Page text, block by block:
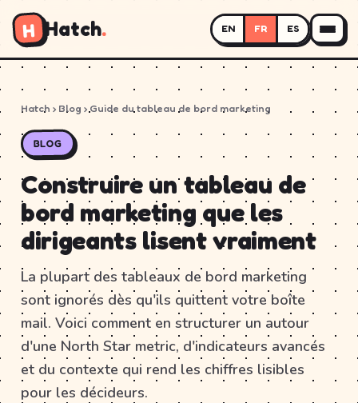
H Hatch. EN FR ES
Hatch › Blog › Guide du tableau de bord marketing
BLOG
Construire un tableau de
bord marketing que les
dirigeants lisent vraiment
La plupart des tableaux de bord marketing
sont ignorés dès qu'ils quittent votre boîte
mail. Voici comment en structurer un autour
d'une North Star metric, d'indicateurs avancés
et du contexte qui rend les chiffres lisibles
pour les décideurs.